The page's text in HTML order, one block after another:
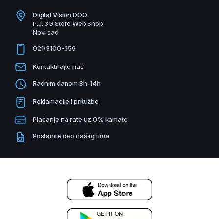
Digital Vision DOO
P.J. 3G Store Web Shop
Novi sad
021/3100-359
Kontaktirajte nas
Radnim danom 8h-14h
Reklamacije i pritužbe
Plaćanje na rate uz 0% kamate
Postanite deo našeg tima